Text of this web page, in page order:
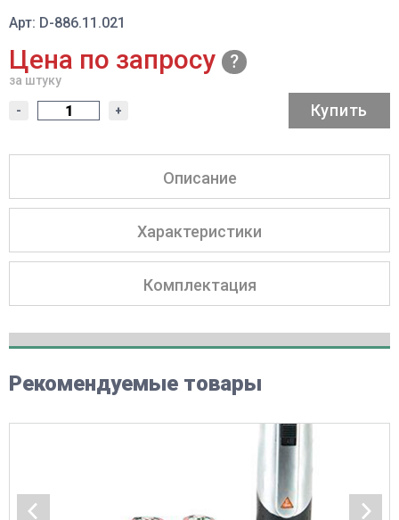
Арт: D-886.11.021
Цена по запросу
за штуку
- + Купить
Описание
Характеристики
Комплектация
Рекомендуемые товары